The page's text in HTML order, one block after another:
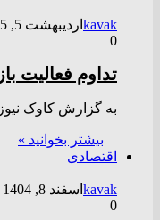
kavak اردیبهشت 5, 1405
0
تداوم فعالیت
به گزارش کاوک نیوز ۲۳:۴۶ – ۰۴ ارديبهشت ۱۴۰۵ باشگاه خبرنگاران جوان – سازمان بورس و اوراق بهادار اعلام کرد…
بیشتر بخوانید »
اقتصادی
kavak اسفند 8, 1404
0